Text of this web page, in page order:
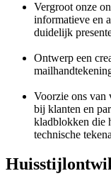
Vergroot onze
informatieve en
duidelijk
Ontwerp een
Voorzie ons van
bij klanten en
kladblokken die
technische